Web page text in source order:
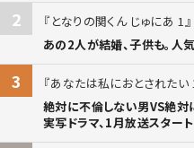
2
となりの関くん じゅにあ 1
あの2人が結婚、子供も。人
3
あなたは私におとされたい
絶対に不倫しない男VS絶対
実写ドラマ、1月放送スター